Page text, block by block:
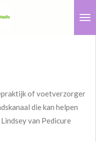
of voetverzorger
die kan helpen
van Pedicure